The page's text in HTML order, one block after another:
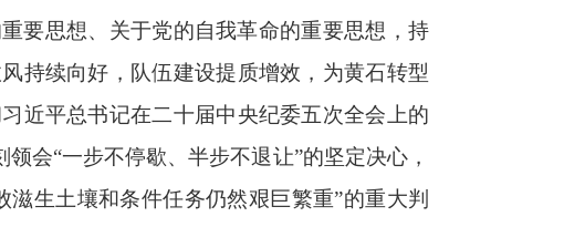
要思想、关于党的自我革命的重要思想，持
持续向好，队伍建设提质增效，为黄石转型
近平总书记在二十届中央纪委五次全会上的
会“一步不停歇、半步不退让”的坚定决心，
生土壤和条件任务仍然艰巨繁重”的重大判